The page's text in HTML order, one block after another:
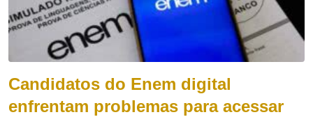
Candidatos do Enem digital
enfrentam problemas para acessar